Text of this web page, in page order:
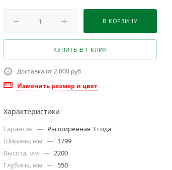
В КОРЗИНУ
КУПИТЬ В 1 КЛИК
Доставка от 2.000 руб
Изменить размер и цвет
Характеристики
Гарантия — Расширенная 3 года
Ширина, мм — 1799
Высота, мм — 2200
Глубина, мм — 550